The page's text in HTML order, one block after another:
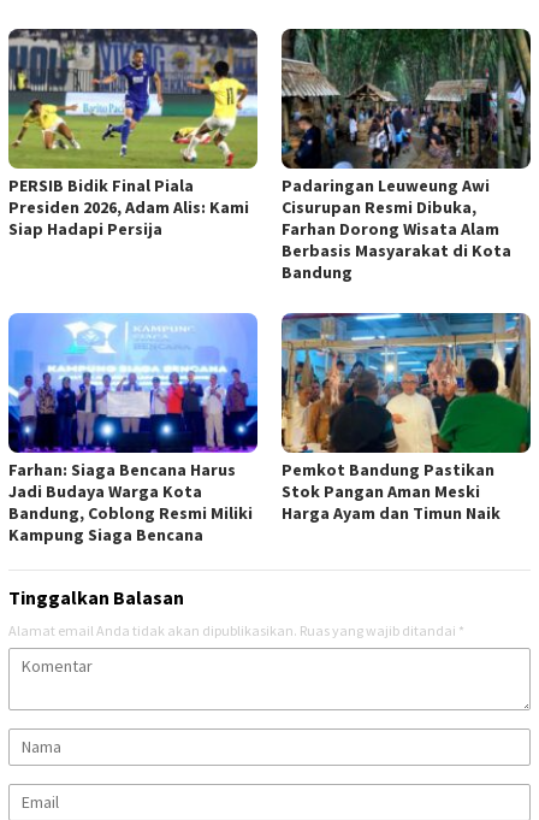
PERSIB Bidik Final Piala
Presiden 2026, Adam Alis: Kami
Siap Hadapi Persija
Padaringan Leuweung Awi
Cisurupan Resmi Dibuka,
Farhan Dorong Wisata Alam
Berbasis Masyarakat di Kota
Bandung
Farhan: Siaga Bencana Harus
Jadi Budaya Warga Kota
Bandung, Coblong Resmi Miliki
Kampung Siaga Bencana
Pemkot Bandung Pastikan
Stok Pangan Aman Meski
Harga Ayam dan Timun Naik
Tinggalkan Balasan
Alamat email Anda tidak akan dipublikasikan. Ruas yang wajib ditandai *